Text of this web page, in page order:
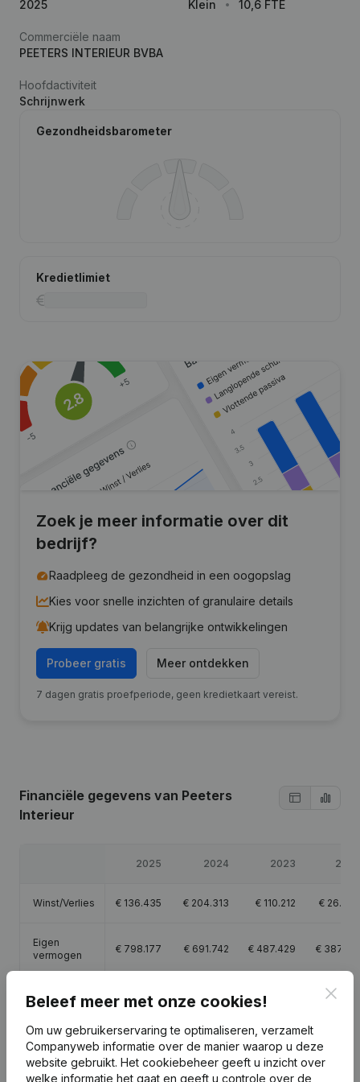
2025 Klein 10,6 FTE
Commerciële naam
PEETERS INTERIEUR BVBA
Hoofdactiviteit
Schrijnwerk
Gezondheidsbarometer
Kredietlimiet
Zoek je meer informatie over dit
bedrijf?
Raadpleeg de gezondheid in een oogopslag
Kies voor snelle inzichten of granulaire details
Krijg updates van belangrijke ontwikkelingen
Probeer gratis Meer ontdekken
7 dagen gratis proefperiode, geen kredietkaart vereist.
Financiële gegevens van Peeters
Interieur
2025 2024 2023 2022
Winst/Verlies € 136.435 € 204.313 € 110.212 € 26.487
Eigen
vermogen
€ 798.177 € 691.742 € 487.429 € 387.217
Brutomarge 889.710 809.245 816.598
Personeel 10,6 9 9,7
Beleef meer met onze cookies!
Om uw gebruikerservaring te optimaliseren, verzamelt
Companyweb informatie over de manier waarop u deze
website gebruikt. Het cookiebeheer geeft u inzicht over
welke informatie het gaat en geeft u controle over de